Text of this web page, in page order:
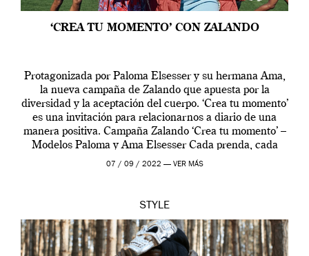
‘CREA TU MOMENTO’ CON ZALANDO
Protagonizada por Paloma Elsesser y su hermana Ama,
la nueva campaña de Zalando que apuesta por la
diversidad y la aceptación del cuerpo. ‘Crea tu momento’
es una invitación para relacionarnos a diario de una
manera positiva. Campaña Zalando ‘Crea tu momento’ –
Modelos Paloma y Ama Elsesser Cada prenda, cada
outfit, cada momento, caracteriza […]
07 / 09 / 2022 — VER MÁS
STYLE